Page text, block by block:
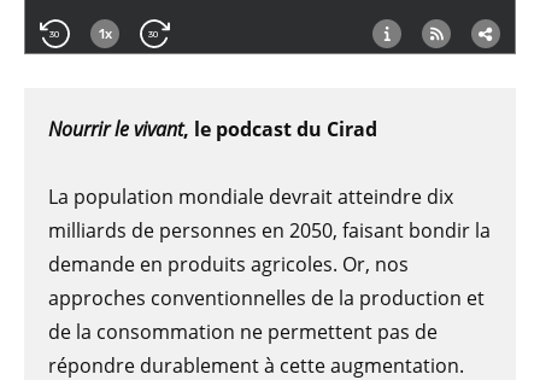
Nourrir le vivant, le podcast du Cirad
La population mondiale devrait atteindre dix
milliards de personnes en 2050, faisant bondir la
demande en produits agricoles. Or, nos
approches conventionnelles de la production et
de la consommation ne permettent pas de
répondre durablement à cette augmentation.